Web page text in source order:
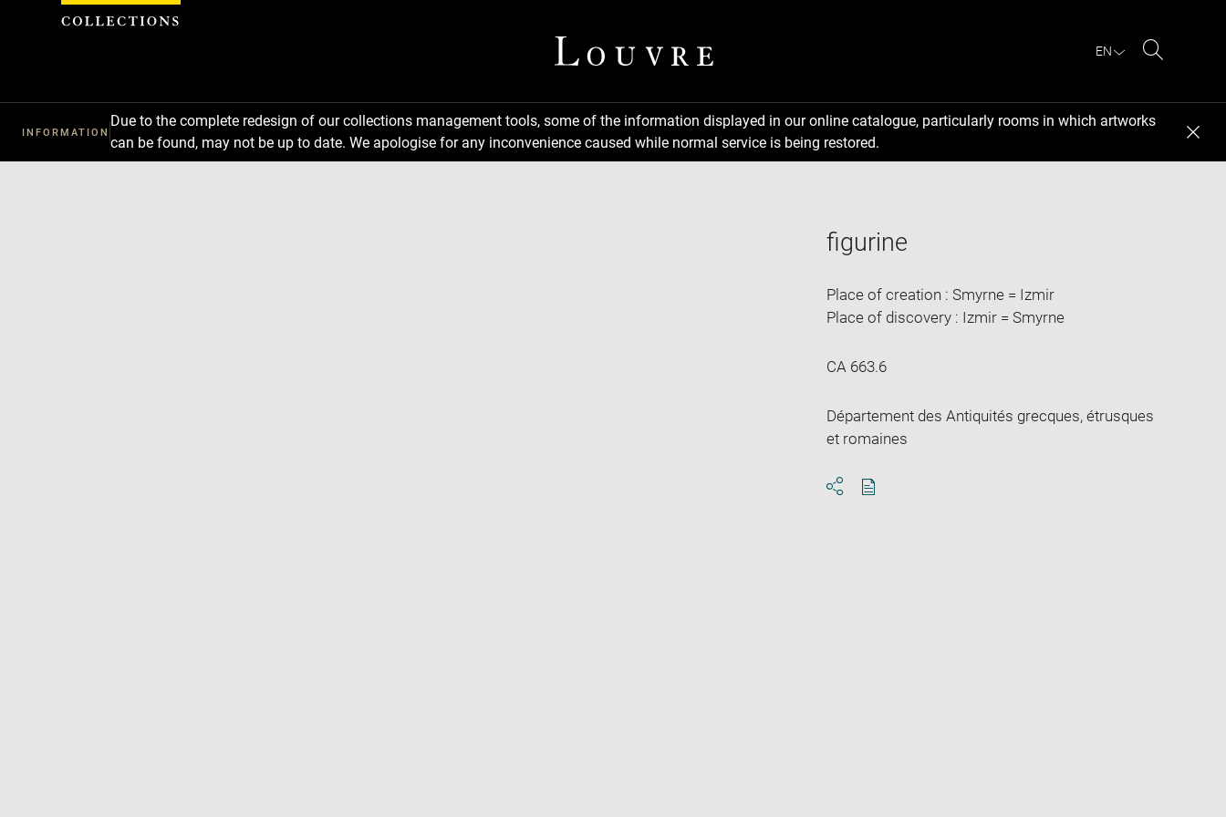
EN
INFORMATION
Due to the complete redesign of our collections management tools, some of the information displayed in our online catalogue, particularly rooms in which artworks
can be found, may not be up to date. We apologise for any inconvenience caused while normal service is being restored.
figurine
Place of creation : Smyrne = Izmir
Place of discovery : Izmir = Smyrne
CA 663.6
Département des Antiquités grecques, étrusques
et romaines
Cookies management panel